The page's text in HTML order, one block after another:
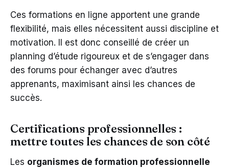
Ces formations en ligne apportent une grande
flexibilité, mais elles nécessitent aussi discipline et
motivation. Il est donc conseillé de créer un
planning d’étude rigoureux et de s’engager dans
des forums pour échanger avec d’autres
apprenants, maximisant ainsi les chances de
succès.
Certifications professionnelles :
mettre toutes les chances de son côté
Les organismes de formation professionnelle